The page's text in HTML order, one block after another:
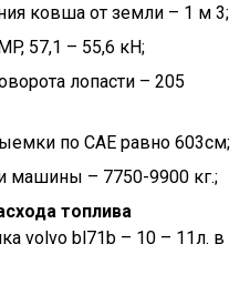
ковша от земли – 1 м 3;
57,1 – 55,6 кН;
лопасти – 205
по САЕ равно 603см;
машины – 7750-9900 кг.;
топлива
volvo bl71b – 10 – 11л. в